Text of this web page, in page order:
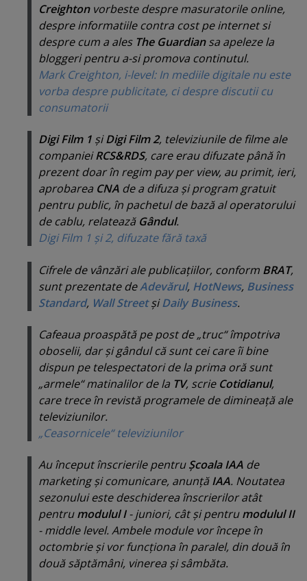
Creightonvorbeste despre masuratorile online,
despre informatiile contra cost pe internet si
despre cum a ales The Guardiansa apeleze la
bloggeripentru a-si promova continutul.
Mark Creighton, i-level: In mediile digitale nu este
vorba despre publicitate, ci despre discutii cu
consumatorii
Digi Film 1 şiDigi Film 2, televiziunile de filme ale
companieiRCS&RDS, care erau difuzate până în
prezent doar în regim pay per view, au primit, ieri,
aprobarea CNA de a difuza şi program gratuit
pentru public, în pachetul de bază al operatorului
de cablu, relatează Gândul.
Digi Film 1 şi 2, difuzate fără taxă
Cifrele de vânzări ale publicaţiilor, conform BRAT,
sunt prezentate deAdevărul, HotNews, Business
Standard, Wall StreetşiDaily Business.
Cafeaua proaspătă pe post de „truc“ împotriva
oboselii, dar şi gândul că sunt cei care îi bine
dispun pe telespectatori de la prima oră sunt
„armele“ matinalilor de la TV, scrie Cotidianul,
care trece în revistă programele de dimineaţă ale
televiziunilor.
„Ceasornicele“ televiziunilor
Au început înscrierile pentruŞcoala IAA de
marketing şi comunicare, anunţăIAA. Noutatea
sezonului este deschiderea înscrierilor atât
pentrumodulul I- juniori, cât şi pentrumodulul II
- middle level. Ambele module vor începe în
octombrie şi vor funcţiona în paralel, din două în
două săptămâni, vinerea şi sâmbăta.